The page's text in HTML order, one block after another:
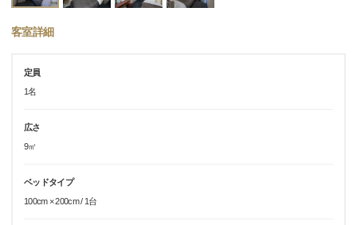
客室詳細
定員
1名
広さ
9㎡
ベッドタイプ
100cm × 200cm / 1台